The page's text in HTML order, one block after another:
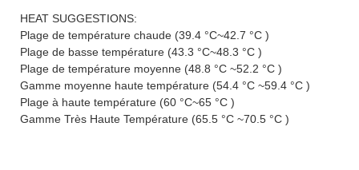
HEAT SUGGESTIONS:
Plage de température chaude (39.4 °C~42.7 °C )
Plage de basse température (43.3 °C~48.3 °C )
Plage de température moyenne (48.8 °C ~52.2 °C )
Gamme moyenne haute température (54.4 °C ~59.4 °C )
Plage à haute température (60 °C~65 °C )
Gamme Très Haute Température (65.5 °C ~70.5 °C )